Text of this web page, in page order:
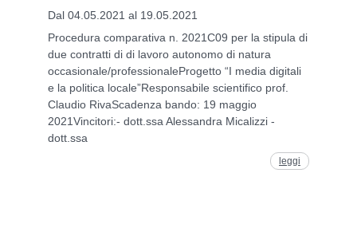
Dal 04.05.2021 al 19.05.2021
Procedura comparativa n. 2021C09 per la stipula di
due contratti di di lavoro autonomo di natura
occasionale/professionaleProgetto “I media digitali
e la politica locale”Responsabile scientifico prof.
Claudio RivaScadenza bando: 19 maggio
2021Vincitori:- dott.ssa Alessandra Micalizzi -
dott.ssa
leggi